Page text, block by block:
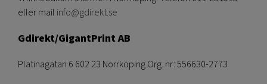
eller mail info@gdirekt.se
Gdirekt/GigantPrint AB
Platinagatan 6 602 23 Norrköping Org. nr: 556630-2773